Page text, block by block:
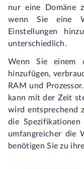
nur eine Domäne
wenn Sie eine
Einstellungen
unterschiedlich.
Wenn Sie einem
hinzufügen,
RAM und
kann mit der Zeit
wird entsprechend
die
umfangreicher die
benötigen Sie zu